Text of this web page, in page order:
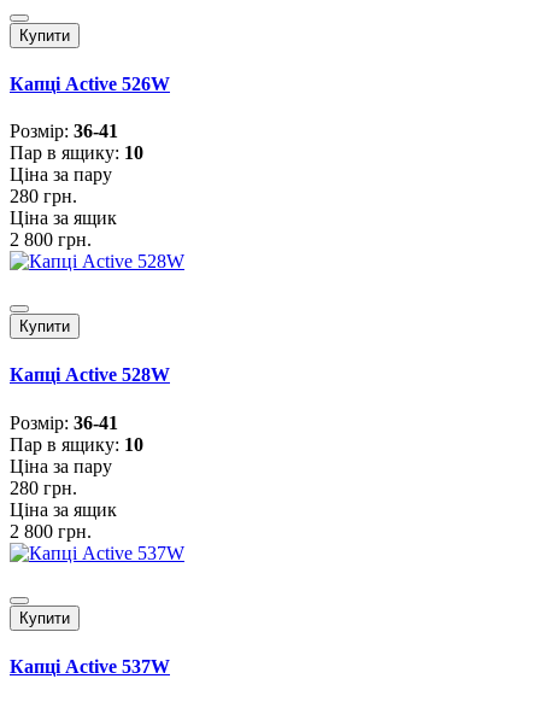
Купити
Капці Active 526W
Розмiр: 36-41
Пар в ящику: 10
Ціна за пару
280 грн.
Ціна за ящик
2 800 грн.
Купити
Капці Active 528W
Розмiр: 36-41
Пар в ящику: 10
Ціна за пару
280 грн.
Ціна за ящик
2 800 грн.
Купити
Капці Active 537W